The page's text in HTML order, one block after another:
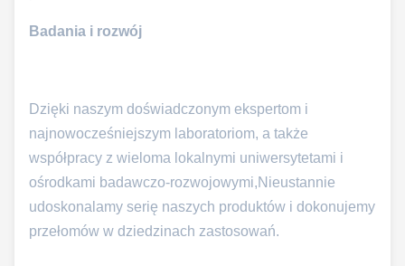
Badania i rozwój
Dzięki naszym doświadczonym ekspertom i
najnowocześniejszym laboratoriom, a także
współpracy z wieloma lokalnymi uniwersytetami i
ośrodkami badawczo-rozwojowymi,Nieustannie
udoskonalamy serię naszych produktów i dokonujemy
przełomów w dziedzinach zastosowań.